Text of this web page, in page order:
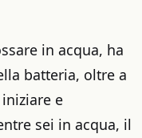
in acqua, ha
batteria, oltre a
e
sei in acqua, il